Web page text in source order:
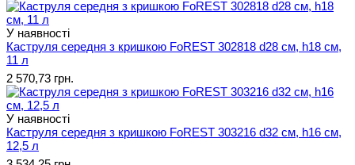
У наявності
Каструля середня з кришкою FoREST 302818 d28 см, h18 см,
11 л
2 570,73 грн.
У наявності
Каструля середня з кришкою FoREST 303216 d32 см, h16 см,
12,5 л